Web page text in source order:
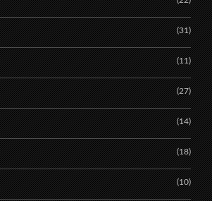
(31)
(11)
(27)
(14)
(18)
(10)